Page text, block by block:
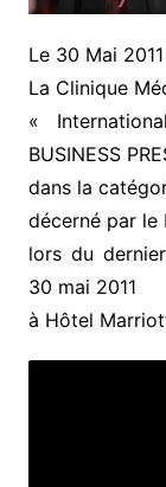
Le 30 Mai 2011
La Clinique
«
BUSINESS
dans la
décerné par le
lors du
30 mai 2011
à Hôtel